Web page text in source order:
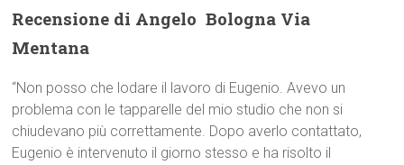
Recensione di Angelo  Bologna Via
Mentana
“Non posso che lodare il lavoro di Eugenio. Avevo un
problema con le tapparelle del mio studio che non si
chiudevano più correttamente. Dopo averlo contattato,
Eugenio è intervenuto il giorno stesso e ha risolto il